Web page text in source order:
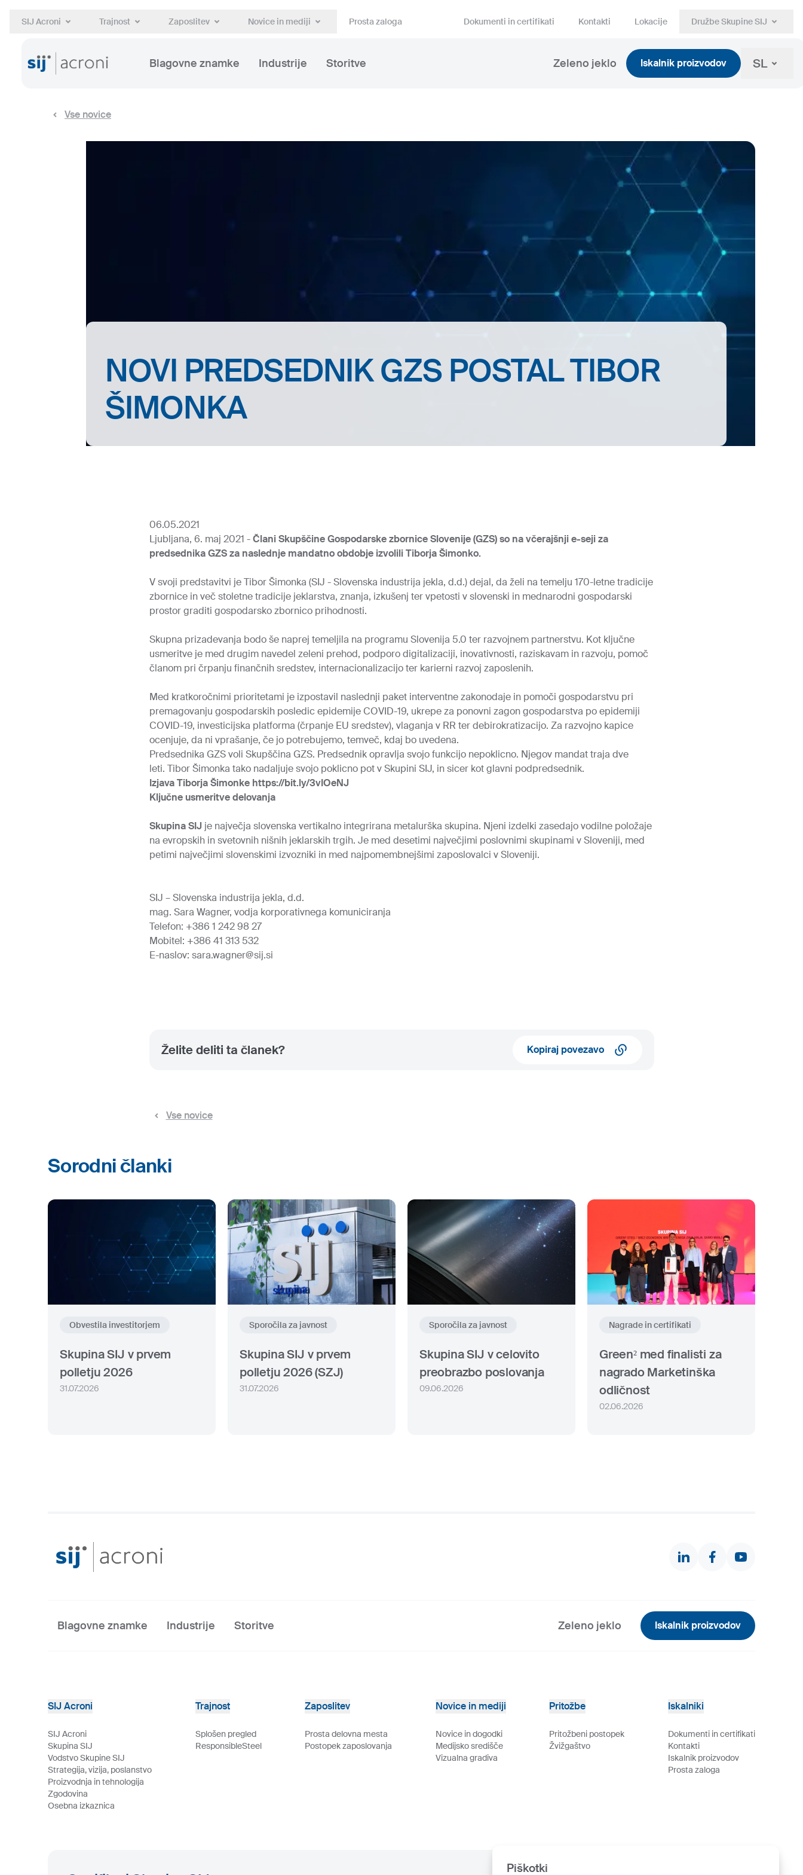
SIJ Acroni Trajnost Zaposlitev Novice in mediji Prosta zaloga Dokumenti in certifikati Kontakti Lokacije Družbe Skupine SIJ
Blagovne znamke Industrije Storitve Zeleno jeklo Iskalnik proizvodov SL
Piškotki
Vse novice
NOVI PREDSEDNIK GZS POSTAL TIBOR
ŠIMONKA
06.05.2021
Ljubljana, 6. maj 2021 -Člani Skupščine Gospodarske zbornice Slovenije (GZS) so na včerajšnji e-seji za
predsednika GZS za naslednje mandatno obdobje izvolili Tiborja Šimonko.
V svoji predstavitvi je Tibor Šimonka (SIJ - Slovenska industrija jekla, d.d.) dejal, da želi na temelju 170-letne tradicije
zbornice in več stoletne tradicije jeklarstva, znanja, izkušenj ter vpetosti v slovenski in mednarodni gospodarski
prostor graditi gospodarsko zbornico prihodnosti.
Skupna prizadevanja bodo še naprej temeljila na programu Slovenija 5.0 ter razvojnem partnerstvu. Kot ključne
usmeritve je med drugim navedel zeleni prehod, podporo digitalizaciji, inovativnosti, raziskavam in razvoju, pomoč
članom pri črpanju finančnih sredstev, internacionalizacijo ter karierni razvoj zaposlenih.
Med kratkoročnimi prioritetami je izpostavil naslednji paket interventne zakonodaje in pomoči gospodarstvu pri
premagovanju gospodarskih posledic epidemije COVID-19, ukrepe za ponovni zagon gospodarstva po epidemiji
COVID-19, investicijska platforma (črpanje EU sredstev), vlaganja v RR ter debirokratizacijo. Za razvojno kapice
ocenjuje, da ni vprašanje, če jo potrebujemo, temveč, kdaj bo uvedena.
Predsednika GZS voli Skupščina GZS. Predsednik opravlja svojo funkcijo nepoklicno. Njegov mandat traja dve
leti. Tibor Šimonka tako nadaljuje svojo poklicno pot v Skupini SIJ, in sicer kot glavni podpredsednik.
Izjava Tiborja Šimonke https://bit.ly/3vIOeNJ
Ključne usmeritve delovanja
Skupina SIJje največja slovenska vertikalno integrirana metalurška skupina. Njeni izdelki zasedajo vodilne položaje
na evropskih in svetovnih nišnih jeklarskih trgih. Je med desetimi največjimi poslovnimi skupinami v Sloveniji, med
petimi največjimi slovenskimi izvozniki in med najpomembnejšimi zaposlovalci v Sloveniji.
SIJ – Slovenska industrija jekla, d.d.
mag. Sara Wagner, vodja korporativnega komuniciranja
Telefon: +386 1 242 98 27
Mobitel: +386 41 313 532
E-naslov: sara.wagner@sij.si
Želite deliti ta članek? Kopiraj povezavo
Vse novice
Sorodni članki
Obvestila investitorjem
Skupina SIJ v prvem
polletju 2026
31.07.2026
Sporočila za javnost
Skupina SIJ v prvem
polletju 2026 (SZJ)
31.07.2026
Sporočila za javnost
Skupina SIJ v celovito
preobrazbo poslovanja
09.06.2026
Nagrade in certifikati
Green² med finalisti za
nagrado Marketinška
odličnost
02.06.2026
Blagovne znamke Industrije Storitve Zeleno jeklo Iskalnik proizvodov
SIJ Acroni
SIJ Acroni
Skupina SIJ
Vodstvo Skupine SIJ
Strategija, vizija, poslanstvo
Proizvodnja in tehnologija
Zgodovina
Osebna izkaznica
Trajnost
Splošen pregled
ResponsibleSteel
Zaposlitev
Prosta delovna mesta
Postopek zaposlovanja
Novice in mediji
Novice in dogodki
Medijsko središče
Vizualna gradiva
Pritožbe
Pritožbeni postopek
Žvižgaštvo
Iskalniki
Dokumenti in certifikati
Kontakti
Iskalnik proizvodov
Prosta zaloga